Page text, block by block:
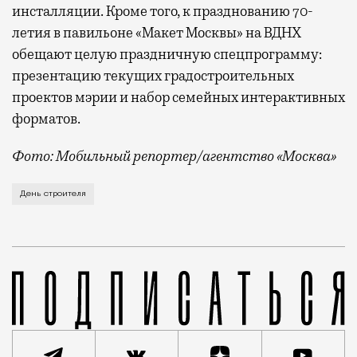
инсталляции. Кроме того, к празднованию 70-
летия в павильоне «Макет Москвы» на ВДНХ
обещают целую праздничную спецпрограмму:
презентацию текущих градостроительных
проектов мэрии и набор семейных интерактивных
форматов.
Фото: Мобильный репортер/агентство «Москва»
Это каска в фирменных цветах департамента
День строителя